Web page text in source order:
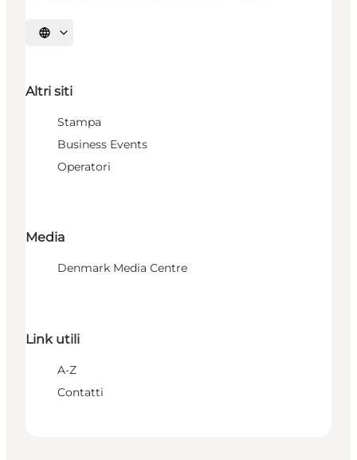
Seleziona la lingua
Altri siti
Stampa
Business Events
Operatori
Media
Denmark Media Centre
Link utili
A-Z
Contatti